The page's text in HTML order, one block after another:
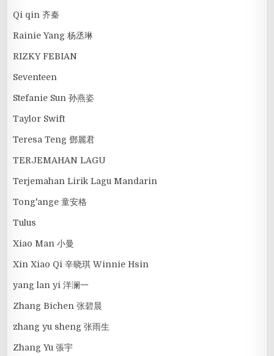
Qi qin 齐秦
Rainie Yang 杨丞琳
RIZKY FEBIAN
Seventeen
Stefanie Sun 孙燕姿
Taylor Swift
Teresa Teng 鄧麗君
TERJEMAHAN LAGU
Terjemahan Lirik Lagu Mandarin
Tong'ange 童安格
Tulus
Xiao Man 小曼
Xin Xiao Qi 辛晓琪 Winnie Hsin
yang lan yi 洋澜一
Zhang Bichen 张碧晨
zhang yu sheng 张雨生
Zhang Yu 張宇